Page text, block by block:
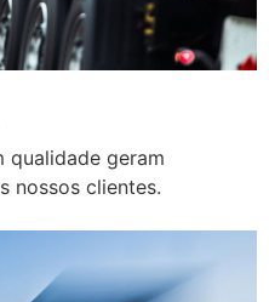
qualidade geram
nossos clientes.